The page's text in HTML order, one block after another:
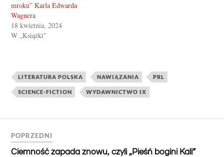
mroku” Karla Edwarda
Wagnera
18 kwietnia, 2024
W „Książki"
LITERATURA POLSKA NAWIĄZANIA PRL
SCIENCE-FICTION WYDAWNICTWO IX
POPRZEDNI
Ciemność zapada znowu, czyli „Pieśń bogini Kali”